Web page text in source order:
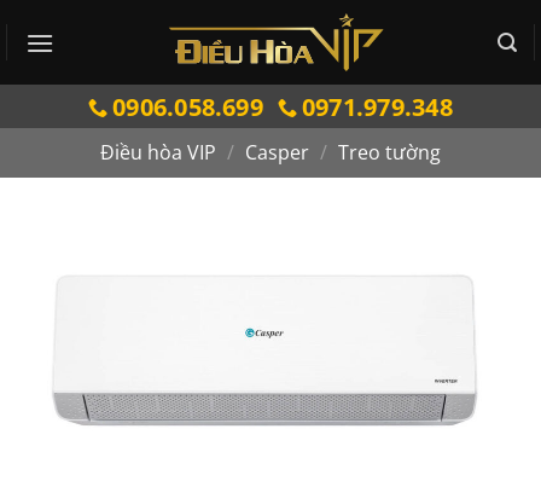
qua
0906.058.699 0971.979.348
Điều hòa VIP / Casper / Treo tường